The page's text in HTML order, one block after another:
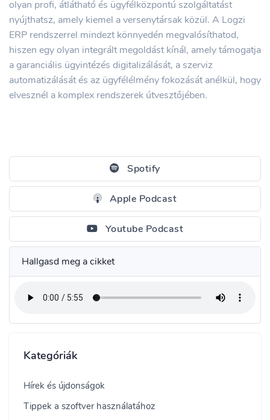
olyan profi, átlátható és ügyfélközpontú szolgáltatást
nyújthatsz, amely kiemel a versenytársak közül. A Logzi
ERP rendszerrel mindezt könnyedén megvalósíthatod,
hiszen egy olyan integrált megoldást kínál, amely támogatja
a garanciális ügyintézés digitalizálását, a szerviz
automatizálását és az ügyfélélmény fokozását anélkül, hogy
elvesznél a komplex rendszerek útvesztőjében.
Spotify
Apple Podcast
Youtube Podcast
Hallgasd meg a cikket
Kategóriák
Hírek és újdonságok
Tippek a szoftver használatához